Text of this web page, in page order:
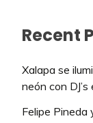
Recent
Xalapa se
neón con
Felipe Pineda